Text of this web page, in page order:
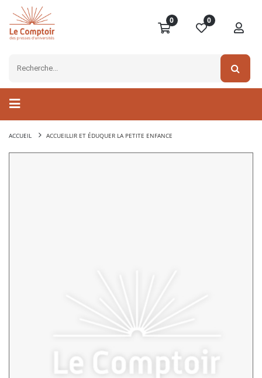
0 0
ACCUEIL ACCUEILLIR ET ÉDUQUER LA PETITE ENFANCE